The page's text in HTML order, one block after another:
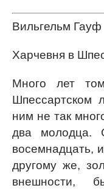
Вильгельм Гауф
Харчевня в
Много лет
ним не так
два молодца.
восемнадцать,
другому же,
внешности,